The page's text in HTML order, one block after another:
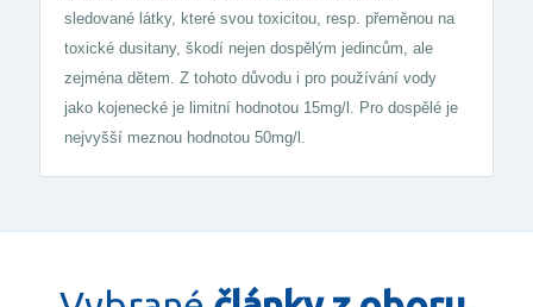
sledované látky, které svou toxicitou, resp. přeměnou na
toxické dusitany, škodí nejen dospělým jedincům, ale
zejména dětem. Z tohoto důvodu i pro používání vody
jako kojenecké je limitní hodnotou 15mg/l. Pro dospělé je
nejvyšší meznou hodnotou 50mg/l.